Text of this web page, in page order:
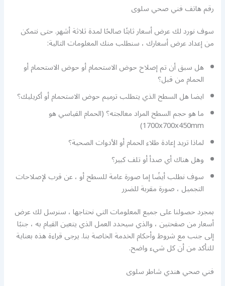
رقم هاتف فني صحي سلوى
سوف نورد لك عرض أسعار ثابتًا صالحًا لمدة ثلاثة أشهر. حتى نتمكن
من إعداد عرض أسعارك ، سنطلب منك المعلومات التالية:
هل سبق أن تم إصلاح حوض الاستحمام أو حوض الاستحمام أو
الحمام من قبل؟
ايضا هل السطح الذي يتطلب ترميم حوض الاستحمام أو أكريليك؟
ما هو حجم السطح المراد معالجته؟ (الحمام القياسي هو
1700x700x450mm)
لماذا تريد إعادة طلاء الحمام أو الأدوات الصحية؟
وهل هناك أي صدأ أو تلف كبير؟
سوف نطلب أيضًا إما صورة عامة للسطح أو ، عن قرب لإصلاحات
التجميل ، صورة مقربة للضرر
بمجرد حصولنا على جميع المعلومات التي نحتاجها ، سنرسل لك عرض
أسعار من صفحتين ، والذي سيحدد العمل الذي يتعين القيام به ، جنبًا
إلى جنب مع شروط وأحكام الخدمة الخاصة بنا. يرجى قراءة هذه بعناية
للتأكد من أن كل شيء واضح.
فني صحي هندي شاطر سلوى